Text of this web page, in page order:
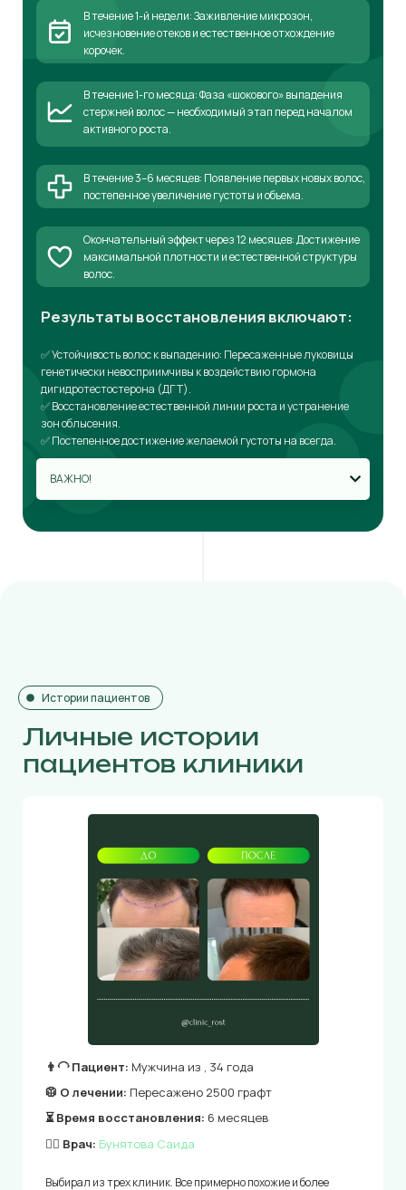
В течение 1-й недели: Заживление микрозон,
исчезновение отеков и естественное отхождение
корочек.
В течение 1-го месяца: Фаза «шокового» выпадения
стержней волос — необходимый этап перед началом
активного роста.
В течение 3–6 месяцев: Появление первых новых волос,
постепенное увеличение густоты и объема.
Окончательный эффект через 12 месяцев: Достижение
максимальной плотности и естественной структуры
волос.
Результаты восстановления включают:
✅ Устойчивость волос к выпадению: Пересаженные луковицы
генетически невосприимчивы к воздействию гормона
дигидротестостерона (ДГТ).
✅ Восстановление естественной линии роста и устранение
зон облысения.
✅ Постепенное достижение желаемой густоты на всегда.
ВАЖНО!
Истории пациентов
Личные истории
пациентов клиники
👨‍🦲 Пациент: Мужчина из , 34 года
🥼 О лечении: Пересажено 2500 графт
⏳ Время восстановления: 6 месяцев
👨‍⚕️ Врач: Бунятова Саида
Выбирал из трех клиник. Все примерно похожие и более